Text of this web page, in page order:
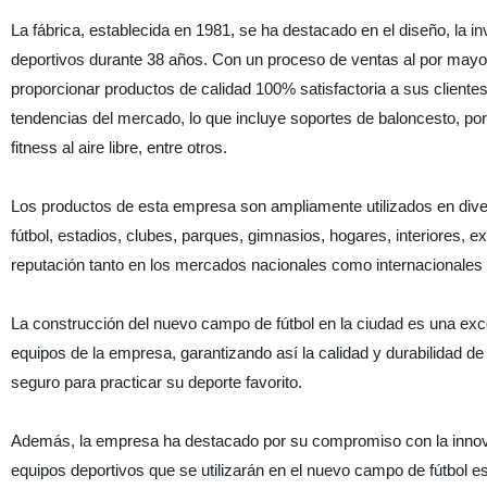
La fábrica, establecida en 1981, se ha destacado en el diseño, la
deportivos durante 38 años. Con un proceso de ventas al por
proporcionar productos de calidad 100% satisfactoria a sus
tendencias del mercado, lo que incluye soportes de baloncesto,
fitness al aire libre, entre otros.
Los productos de esta empresa son ampliamente utilizados en
fútbol, estadios, clubes, parques, gimnasios, hogares, interiores,
reputación tanto en los mercados nacionales como
La construcción del nuevo campo de fútbol en la ciudad es una
equipos de la empresa, garantizando así la calidad y durabilidad
seguro para practicar su deporte favorito.
Además, la empresa ha destacado por su compromiso con la
equipos deportivos que se utilizarán en el nuevo campo de fútbol